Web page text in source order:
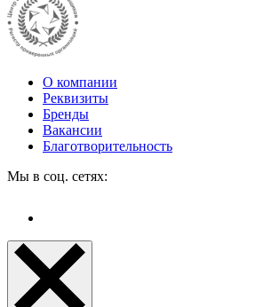
О компании
Реквизиты
Бренды
Вакансии
Благотворительность
Мы в соц. сетях: